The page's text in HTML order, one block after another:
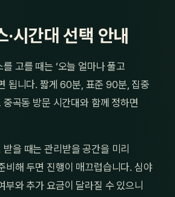
·시간대 선택 안내
고를 때는 ‘오늘 얼마나 풀고
됩니다. 짧게 60분, 표준 90분, 집중
곡동 방문 시간대와 함께 정하면
을 때는 관리받을 공간을 미리
비해 두면 진행이 매끄럽습니다. 심야
부와 추가 요금이 달라질 수 있으니